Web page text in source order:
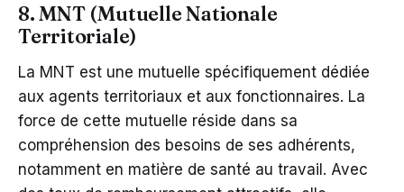
8. MNT (Mutuelle Nationale
Territoriale)
La MNT est une mutuelle spécifiquement dédiée
aux agents territoriaux et aux fonctionnaires. La
force de cette mutuelle réside dans sa
compréhension des besoins de ses adhérents,
notamment en matière de santé au travail. Avec